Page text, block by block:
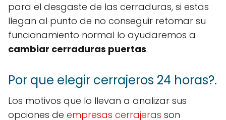
para el desgaste de las cerraduras, si estas
llegan al punto de no conseguir retomar su
funcionamiento normal lo ayudaremos a
cambiar cerraduras puertas.
Por que elegir cerrajeros 24 horas?.
Los motivos que lo llevan a analizar sus
opciones de empresas cerrajeras son